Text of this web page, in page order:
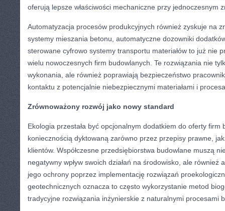
oferują lepsze właściwości mechaniczne przy jednoczesnym
Automatyzacja procesów produkcyjnych również zyskuje na
systemy mieszania betonu, automatyczne dozowniki
sterowane cyfrowo systemy transportu materiałów to już nie
wielu nowoczesnych firm budowlanych. Te rozwiązania nie
wykonania, ale również poprawiają bezpieczeństwo
kontaktu z potencjalnie niebezpiecznymi materiałami i
Zrównoważony rozwój jako nowy standard
Ekologia przestała być opcjonalnym dodatkiem do oferty firm
koniecznością dyktowaną zarówno przez przepisy prawne,
klientów. Współczesne przedsiębiorstwa budowlane muszą
negatywny wpływ swoich działań na środowisko, ale również
jego ochrony poprzez implementację rozwiązań
geotechnicznych oznacza to często wykorzystanie metod
tradycyjne rozwiązania inżynierskie z naturalnymi procesami